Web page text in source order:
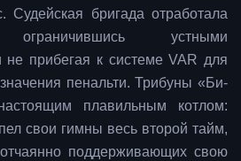
бригада отработала
устными
прибегая к системе VAR для
пенальти. Трибуны «Би-
плавильным котлом:
свои гимны весь второй тайм,
поддерживающих свою